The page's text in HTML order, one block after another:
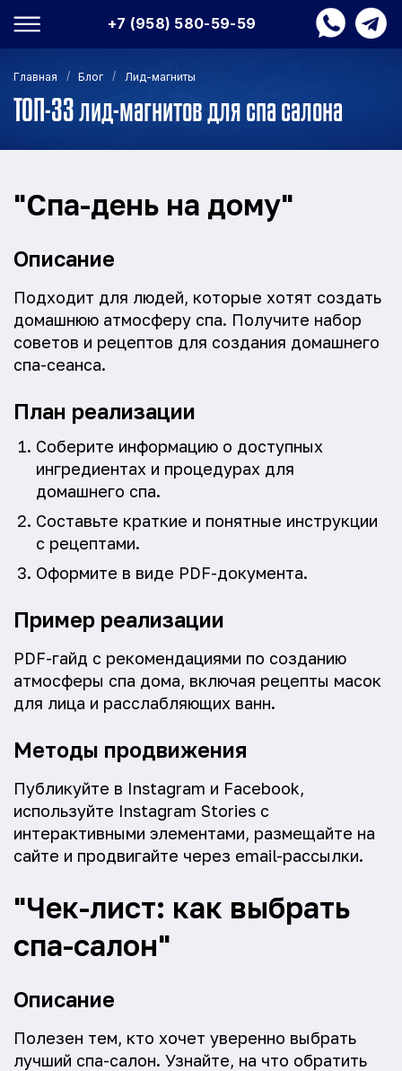
+7 (958) 580-59-59
Главная / Блог / Лид-магниты
ТОП-33 лид-магнитов для спа салона
"Спа-день на дому"
Описание
Подходит для людей, которые хотят создать
домашнюю атмосферу спа. Получите набор
советов и рецептов для создания домашнего
спа-сеанса.
План реализации
Соберите информацию о доступных
ингредиентах и процедурах для
домашнего спа.
Составьте краткие и понятные инструкции
с рецептами.
Оформите в виде PDF-документа.
Пример реализации
PDF-гайд с рекомендациями по созданию
атмосферы спа дома, включая рецепты масок
для лица и расслабляющих ванн.
Методы продвижения
Публикуйте в Instagram и Facebook,
используйте Instagram Stories с
интерактивными элементами, размещайте на
сайте и продвигайте через email-рассылки.
"Чек-лист: как выбрать
спа-салон"
Описание
Полезен тем, кто хочет уверенно выбрать
лучший спа-салон. Узнайте, на что обратить